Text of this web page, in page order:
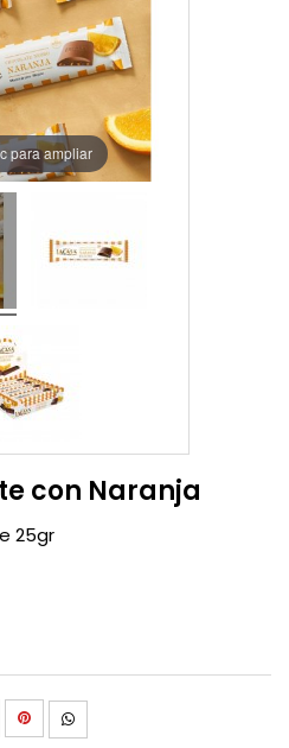
para ampliar
con Naranja
25gr